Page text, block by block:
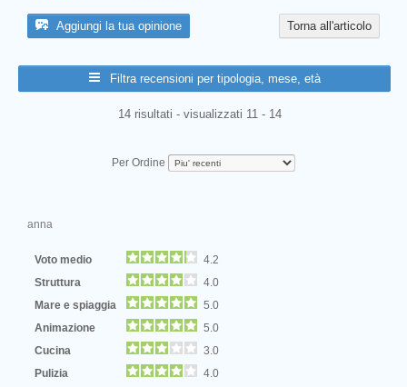
Aggiungi la tua opinione Torna all'articolo
Filtra recensioni per tipologia, mese, età
14 risultati - visualizzati 11 - 14
Per Ordine
anna
Voto medio
4.2
Struttura
4.0
Mare e spiaggia
5.0
Animazione
5.0
Cucina
3.0
Pulizia
4.0